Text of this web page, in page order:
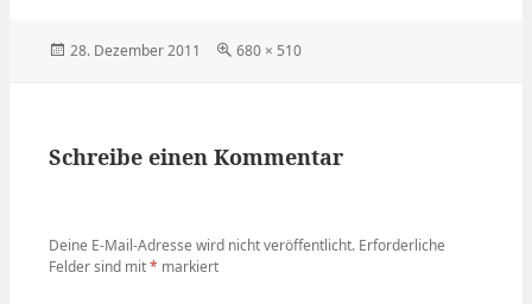
Veröffentlicht
28. Dezember 2011
Volle
680 × 510
Schreibe einen Kommentar
Deine E-Mail-Adresse wird nicht veröffentlicht. Erforderliche
Felder sind mit* markiert